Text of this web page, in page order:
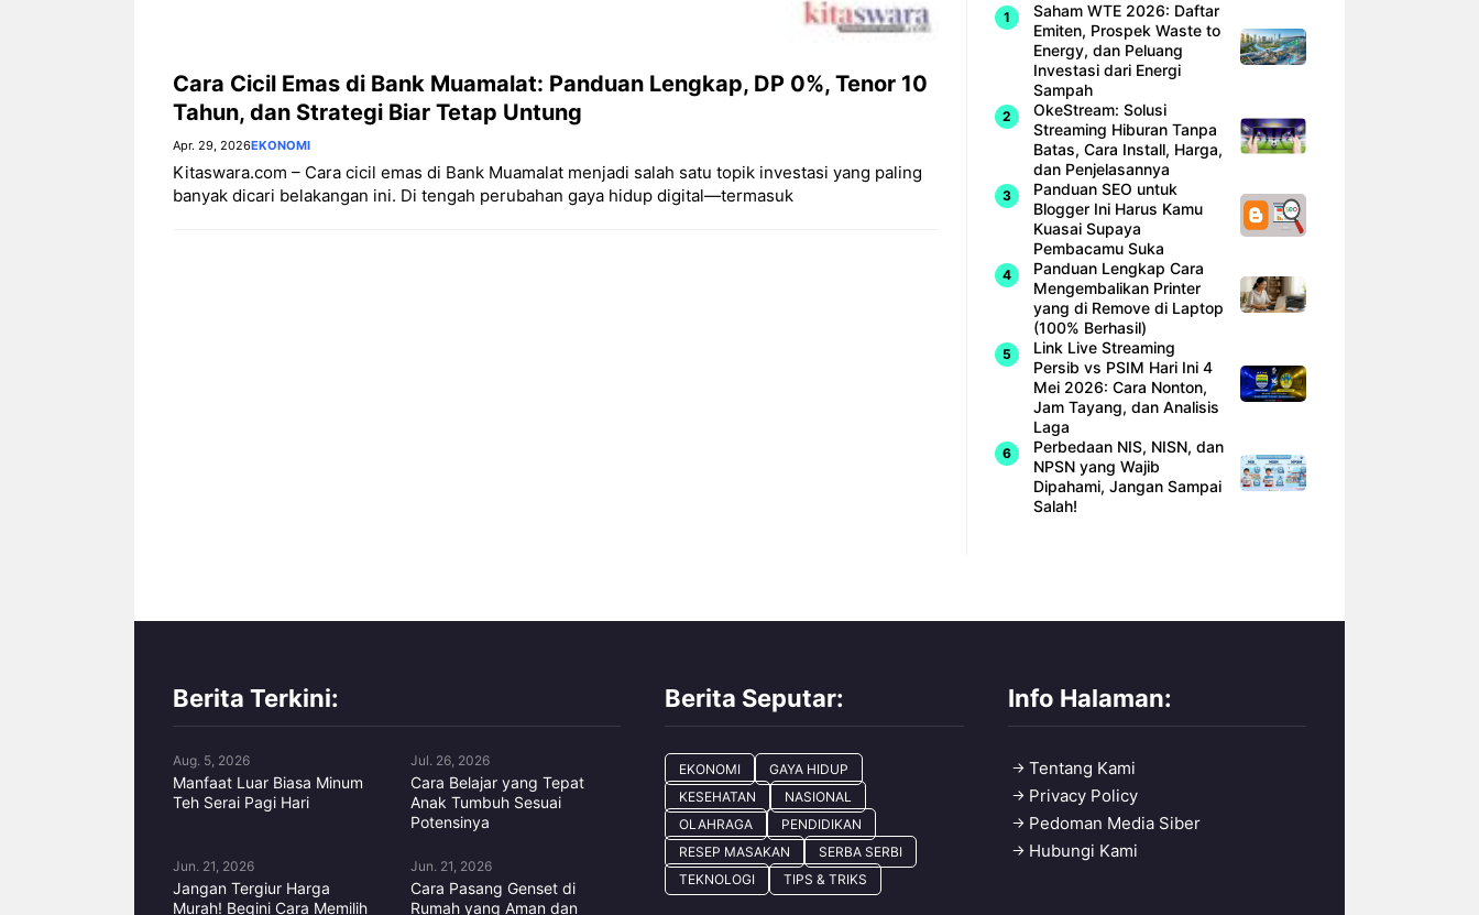
Cara Cicil Emas di Bank Muamalat: Panduan Lengkap, DP 0%, Tenor 10
Tahun, dan Strategi Biar Tetap Untung
Apr. 29, 2026EKONOMI
Kitaswara.com – Cara cicil emas di Bank Muamalat menjadi salah satu topik investasi yang paling
banyak dicari belakangan ini. Di tengah perubahan gaya hidup digital—termasuk
Saham WTE 2026: Daftar
Emiten, Prospek Waste to
Energy, dan Peluang
Investasi dari Energi
Sampah
OkeStream: Solusi
Streaming Hiburan Tanpa
Batas, Cara Install, Harga,
dan Penjelasannya
Panduan SEO untuk
Blogger Ini Harus Kamu
Kuasai Supaya
Pembacamu Suka
Panduan Lengkap Cara
Mengembalikan Printer
yang di Remove di Laptop
(100% Berhasil)
Link Live Streaming
Persib vs PSIM Hari Ini 4
Mei 2026: Cara Nonton,
Jam Tayang, dan Analisis
Laga
Perbedaan NIS, NISN, dan
NPSN yang Wajib
Dipahami, Jangan Sampai
Salah!
Berita Terkini:
Aug. 5, 2026
Manfaat Luar Biasa Minum
Teh Serai Pagi Hari
Jul. 26, 2026
Cara Belajar yang Tepat
Anak Tumbuh Sesuai
Potensinya
Jun. 21, 2026
Jangan Tergiur Harga
Murah! Begini Cara Memilih
Jun. 21, 2026
Cara Pasang Genset di
Rumah yang Aman dan
Berita Seputar:
EKONOMI
GAYA HIDUP
KESEHATAN
NASIONAL
OLAHRAGA
PENDIDIKAN
RESEP MASAKAN
SERBA SERBI
TEKNOLOGI
TIPS & TRIKS
Info Halaman:
Tentang Kami
Privacy Policy
Pedoman Media Siber
Hubungi Kami